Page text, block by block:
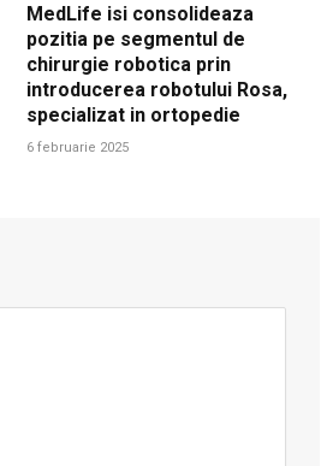
MedLife isi consolideaza
pozitia pe segmentul de
chirurgie robotica prin
introducerea robotului Rosa,
specializat in ortopedie
6 februarie 2025